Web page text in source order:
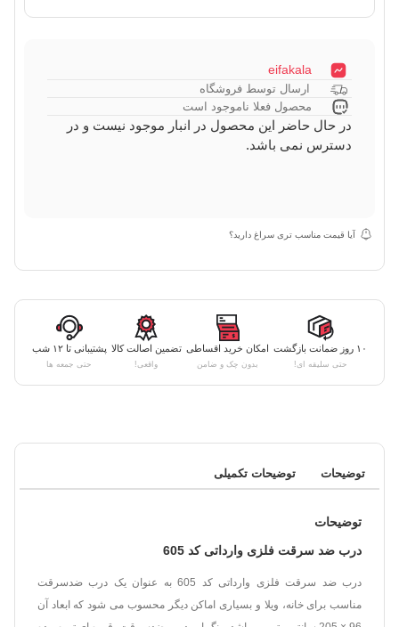
eifakala
ارسال توسط فروشگاه
محصول فعلا ناموجود است
در حال حاضر این محصول در انبار موجود نیست و در
دسترس نمی باشد.
آیا قیمت مناسب تری سراغ دارید؟
۱۰ روز ضمانت بازگشت
حتی سلیقه ای!
امکان خرید اقساطی
بدون چک و ضامن
تضمین اصالت کالا
واقعی!
پشتیبانی تا ۱۲ شب
حتی جمعه ها
توضیحات توضیحات تکمیلی
توضیحات
درب ضد سرقت فلزی وارداتی کد 605
درب ضد سرقت فلزی وارداتی کد 605 به عنوان یک درب ضدسرقت
مناسب برای خانه، ویلا و بسیاری اماکن دیگر محسوب می شود که ابعاد آن